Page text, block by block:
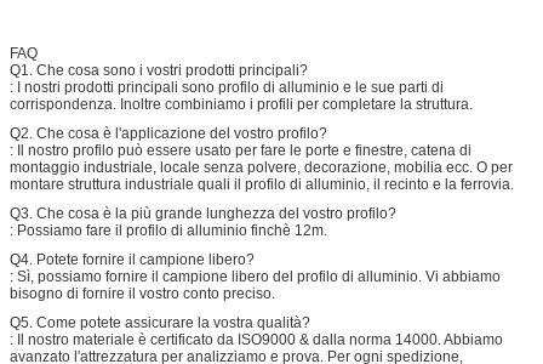
FAQ
Q1. Che cosa sono i vostri prodotti principali?
: I nostri prodotti principali sono profilo di alluminio e le sue parti di
corrispondenza. Inoltre combiniamo i profili per completare la struttura.
Q2. Che cosa è l'applicazione del vostro profilo?
: Il nostro profilo può essere usato per fare le porte e finestre, catena di
montaggio industriale, locale senza polvere, decorazione, mobilia ecc. O per
montare struttura industriale quali il profilo di alluminio, il recinto e la ferrovia.
Q3. Che cosa è la più grande lunghezza del vostro profilo?
: Possiamo fare il profilo di alluminio finchè 12m.
Q4. Potete fornire il campione libero?
: Sì, possiamo fornire il campione libero del profilo di alluminio. Vi abbiamo
bisogno di fornire il vostro conto preciso.
Q5. Come potete assicurare la vostra qualità?
: Il nostro materiale è certificato da ISO9000 & dalla norma 14000. Abbiamo
avanzato l'attrezzatura per analizziamo e prova. Per ogni spedizione,